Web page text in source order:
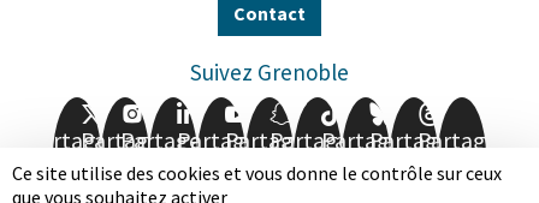
Ce site utilise des cookies et vous donne le contrôle sur ceux
que vous souhaitez activer
Contact
Suivez Grenoble
Partager
sur
Partager
sur
Partager
sur
Partager
sur
Partager
sur
Partager
sur
Partager
sur
Partager
sur
Partager
sur